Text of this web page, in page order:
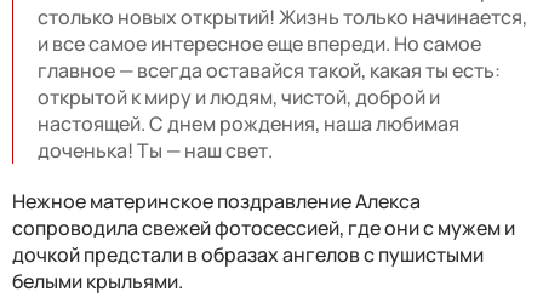
столько новых открытий! Жизнь только начинается,
и все самое интересное еще впереди. Но самое
главное — всегда оставайся такой, какая ты есть:
открытой к миру и людям, чистой, доброй и
настоящей. С днем рождения, наша любимая
доченька! Ты — наш свет.
Нежное материнское поздравление Алекса
сопроводила свежей фотосессией, где они с мужем и
дочкой предстали в образах ангелов с пушистыми
белыми крыльями.